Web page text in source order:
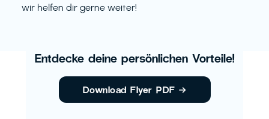
wir helfen dir gerne weiter!
Entdecke deine persönlichen Vorteile!
Download Flyer PDF →